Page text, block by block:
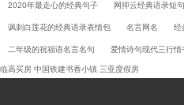
2020年最走心的经典句子 网抑云经典语录短
讽刺白莲花的经典语录表情包 名言网名 经
二年级的祝福语名言名句 爱情诗句现代三行情
临高买房 中国铁建书香小镇 三亚度假房